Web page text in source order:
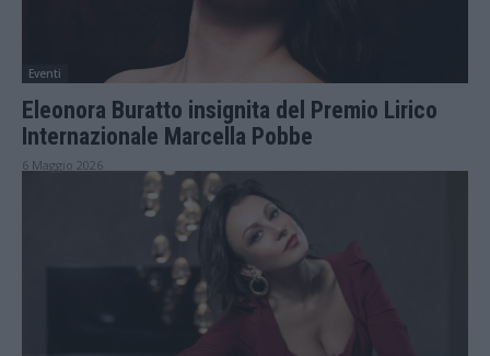
Eventi
Eleonora Buratto insignita del Premio Lirico
Internazionale Marcella Pobbe
6 Maggio 2026